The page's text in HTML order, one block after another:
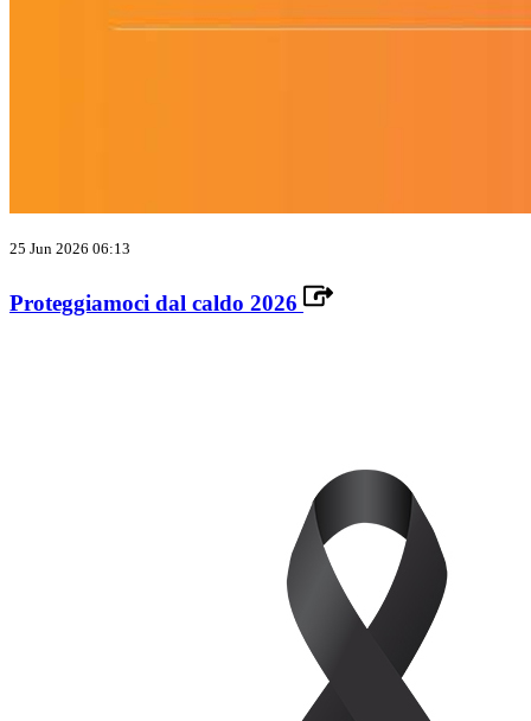
25 Jun 2026 06:13
Proteggiamoci dal caldo 2026